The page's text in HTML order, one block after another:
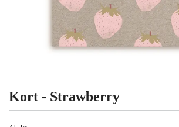
Kort - Strawberry